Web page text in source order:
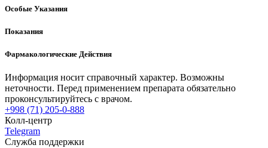
Особые Указания
Показания
Фармакологические Действия
Информация носит справочный характер. Возможны
неточности. Перед применением препарата обязательно
проконсультируйтесь с врачом.
+998 (71) 205-0-888
Колл-центр
Telegram
Служба поддержки